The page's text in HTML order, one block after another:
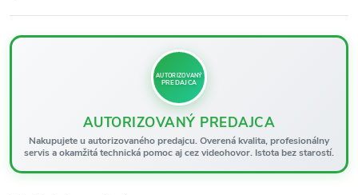
AUTORIZOVANÝ
PREDAJCA
AUTORIZOVANÝ PREDAJCA
Nakupujete u autorizovaného predajcu. Overená kvalita, profesionálny
servis a okamžitá technická pomoc aj cez videohovor. Istota bez starostí.